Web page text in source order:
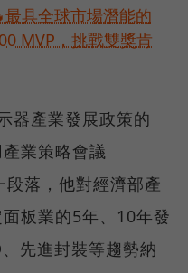
具全球市場潛能的
MVP，挑戰雙獎肯
器產業發展政策的
產業策略會議
段落，他對經濟部產
板業的5年、10年發
先進封裝等趨勢納